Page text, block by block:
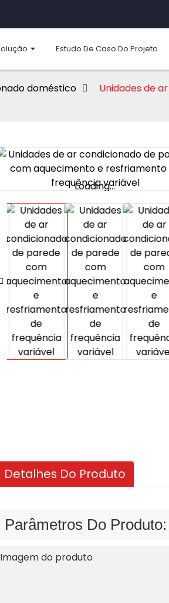
Estudo De Caso Do Projeto
doméstico Unidades de
Loading...
Loading...
Detalhes Do Produto
Parâmetros Do Produto:
Imagem do produto